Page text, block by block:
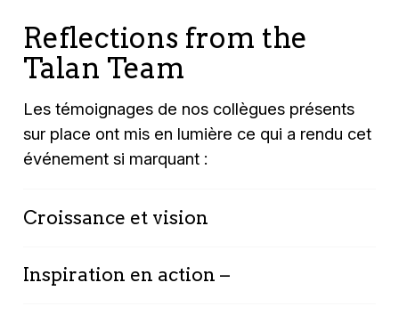
Reflections from the
Talan Team
Les témoignages de nos collègues présents
sur place ont mis en lumière ce qui a rendu cet
événement si marquant :
Croissance et vision
stratégie d’Oracle est claire : en faire la
Inspiration en action –